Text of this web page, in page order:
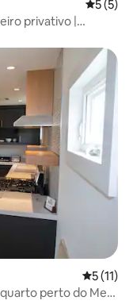
5 de
5 (5)
privativo |
5 de uma
5 (11)
perto do Med